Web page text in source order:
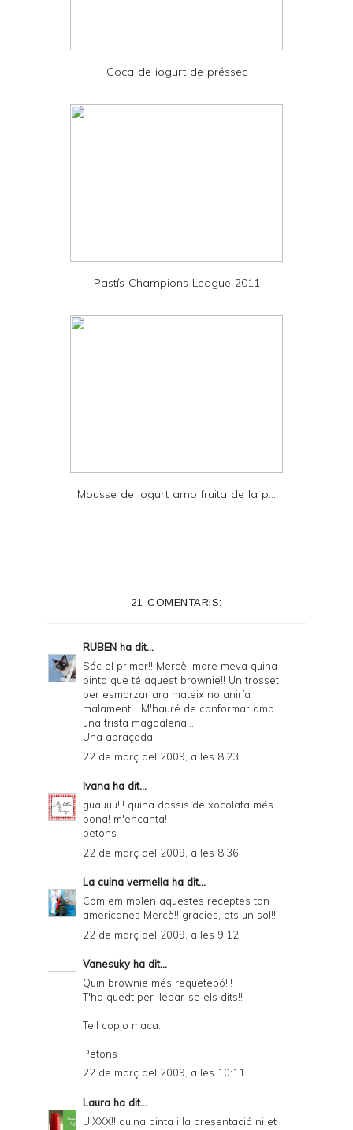
d
Coca de iogurt de préssec
Pastís Champions League 2011
Mousse de iogurt amb fruita de la p...
21 COMENTARIS:
RUBEN ha dit...
Sóc el primer!! Mercè! mare meva quina
pinta que té aquest brownie!! Un trosset
per esmorzar ara mateix no aniría
malament... M'hauré de conformar amb
una trista magdalena...
Una abraçada
22 de març del 2009, a les 8:23
Ivana ha dit...
guauuu!!! quina dossis de xocolata més
bona! m'encanta!
petons
22 de març del 2009, a les 8:36
La cuina vermella ha dit...
Com em molen aquestes receptes tan
americanes Mercè!! gràcies, ets un sol!!
22 de març del 2009, a les 9:12
Vanesukyha dit...
Quin brownie més requetebó!!!
T'ha quedt per llepar-se els dits!!
Te'l copio maca.
Petons
22 de març del 2009, a les 10:11
Laura ha dit...
UIXXX!! quina pinta i la presentació ni et